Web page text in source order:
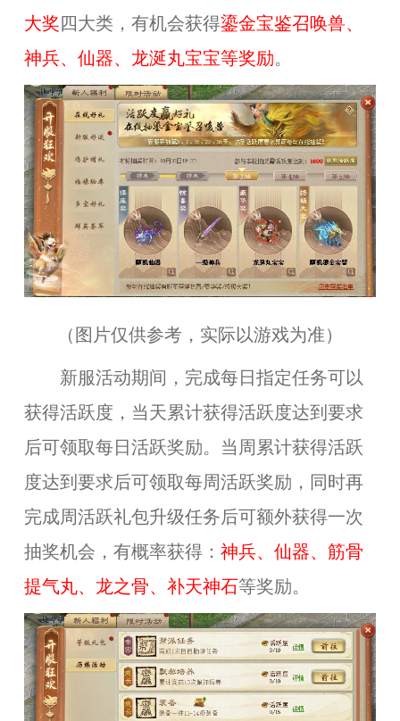
大奖 四大类，有机会获得鎏金宝鉴召唤兽、
神兵、仙器、龙涎丸宝宝等奖励。
（图片仅供参考，实际以游戏为准）
新服活动期间，完成每日指定任务可以
获得活跃度，当天累计获得活跃度达到要求
后可领取每日活跃奖励。当周累计获得活跃
度达到要求后可领取每周活跃奖励，同时再
完成周活跃礼包升级任务后可额外获得一次
抽奖机会，有概率获得： 神兵、仙器、筋骨
提气丸、龙之骨、补天神石等奖励。